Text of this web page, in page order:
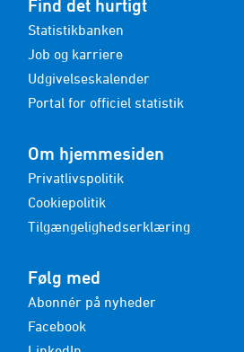
Find det hurtigt
Statistikbanken
Job og karriere
Udgivelseskalender
Portal for officiel statistik
Om hjemmesiden
Privatlivspolitik
Cookiepolitik
Tilgængelighedserklæring
Følg med
Abonnér på nyheder
Facebook